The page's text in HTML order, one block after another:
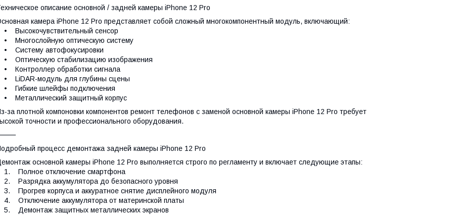
описание основной / задней камеры iPhone 12 Pro
камера iPhone 12 Pro представляет собой сложный многокомпонентный модуль, включающий:
• Высокочувствительный сенсор
• Многослойную оптическую систему
• Систему автофокусировки
• Оптическую стабилизацию изображения
• Контроллер обработки сигнала
• LiDAR-модуль для глубины сцены
• Гибкие шлейфы подключения
• Металлический защитный корпус
за плотной компоновки компонентов ремонт телефонов с заменой основной камеры iPhone 12 Pro требует
точности и профессионального оборудования.
процесс демонтажа задней камеры iPhone 12 Pro
основной камеры iPhone 12 Pro выполняется строго по регламенту и включает следующие этапы:
1. Полное отключение смартфона
2. Разрядка аккумулятора до безопасного уровня
3. Прогрев корпуса и аккуратное снятие дисплейного модуля
4. Отключение аккумулятора от материнской платы
5. Демонтаж защитных металлических экранов